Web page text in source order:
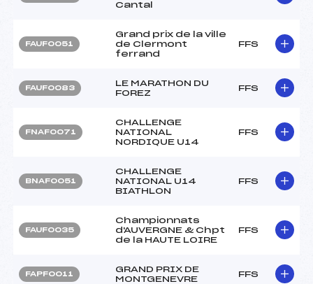
Cantal
FAUF0051
Grand prix de la ville
de Clermont
ferrand
FFS
FAUF0083
LE MARATHON DU
FOREZ
FFS
FNAF0071
CHALLENGE
NATIONAL
NORDIQUE U14
FFS
BNAF0051
CHALLENGE
NATIONAL U14
BIATHLON
FFS
FAUF0035
Championnats
d'AUVERGNE & Chpt
de la HAUTE LOIRE
FFS
FAPF0011
GRAND PRIX DE
MONTGENEVRE
FFS